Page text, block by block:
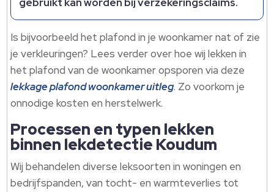
gebruikt kan worden bij verzekeringsclaims.​
Is bijvoorbeeld het plafond in je woonkamer nat of zie
je verkleuringen? Lees verder over hoe wij lekken in
het plafond van de woonkamer opsporen via deze
lekkage plafond woonkamer uitleg.​ Zo voorkom je
onnodige kosten en herstelwerk.​
Processen en typen lekken
binnen lekdetectie Koudum
Wij behandelen diverse leksoorten in woningen en
bedrijfspanden, van tocht- en warmteverlies tot